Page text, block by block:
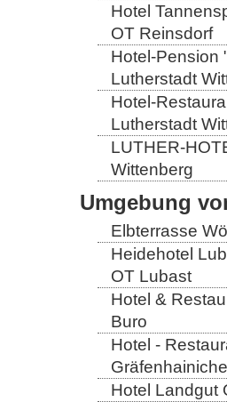
Hotel
OT Reinsdorf
Hotel-Pension
Lutherstadt
Hotel-
Lutherstadt
LUTHER-
Wittenberg
Umgebung
Elbterrasse
Heidehotel
OT Lubast
Hotel &
Buro
Hotel -
Hotel Landgut